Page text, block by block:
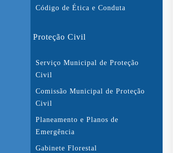
Código de Ética e Conduta
Proteção Civil
Serviço Municipal de Proteção
Civil
Comissão Municipal de Proteção
Civil
Planeamento e Planos de
Emergência
Gabinete Florestal